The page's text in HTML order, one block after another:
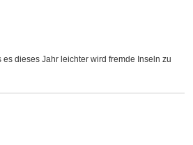
dieses Jahr leichter wird fremde Inseln zu